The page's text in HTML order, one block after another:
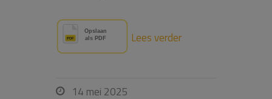
Lees verder
 14 mei 2025